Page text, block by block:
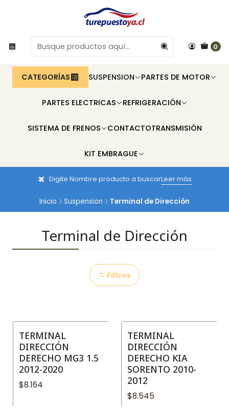
0
CATEGORÍAS SUSPENSION PARTES DE MOTOR
PARTES ELECTRICAS REFRIGERACIÓN
SISTEMA DE FRENOS CONTACTOTRANSMISIÓN
KIT EMBRAGUE
Digite Nombre producto a buscarLeer más
Inicio Suspension Terminal de Dirección
Terminal de Dirección
Filtros
TERMINAL
DIRECCIÓN
DERECHO MG3 1.5
2012-2020
$8.164
TERMINAL
DIRECCIÓN
DERECHO KIA
SORENTO 2010-
2012
$8.545